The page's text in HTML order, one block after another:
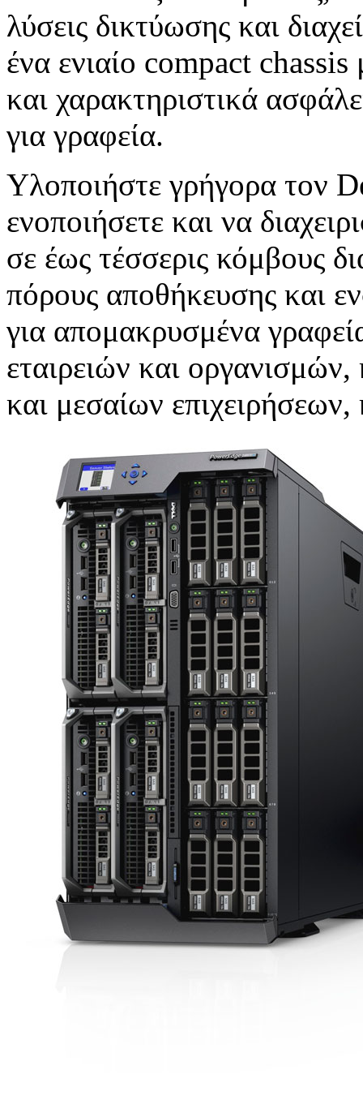
λύσεις δικτύωσης και
ένα ενιαίο compact chassis
και χαρακτηριστικά
για γραφεία.
Υλοποιήστε γρήγορα τον
ενοποιήσετε και να
σε έως τέσσερις κόμβους
πόρους αποθήκευσης και
για απομακρυσμένα
εταιρειών και
και μεσαίων